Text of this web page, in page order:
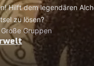
Hilft dem legendären
zu lösen?
Gruppen